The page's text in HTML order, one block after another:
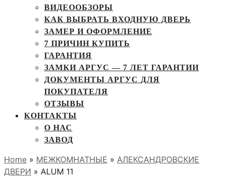
ВИДЕООБЗОРЫ
КАК ВЫБРАТЬ ВХОДНУЮ ДВЕРЬ
ЗАМЕР И ОФОРМЛЕНИЕ
7 ПРИЧИН КУПИТЬ
ГАРАНТИЯ
ЗАМКИ АРГУС — 7 ЛЕТ ГАРАНТИИ
ДОКУМЕНТЫ АРГУС ДЛЯ
ПОКУПАТЕЛЯ
ОТЗЫВЫ
КОНТАКТЫ
О НАС
ЗАВОД
Home » МЕЖКОМНАТНЫЕ » АЛЕКСАНДРОВСКИЕ
ДВЕРИ » ALUM 11